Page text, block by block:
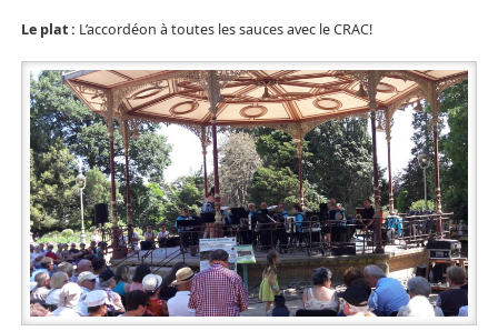
Le plat : L’accordéon à toutes les sauces avec le CRAC!